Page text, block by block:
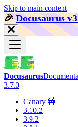
Skip to main content
🎉️Docusaurus
Docusaurus
3.7.0
Canary 🚧
3.10.2
3.9.2